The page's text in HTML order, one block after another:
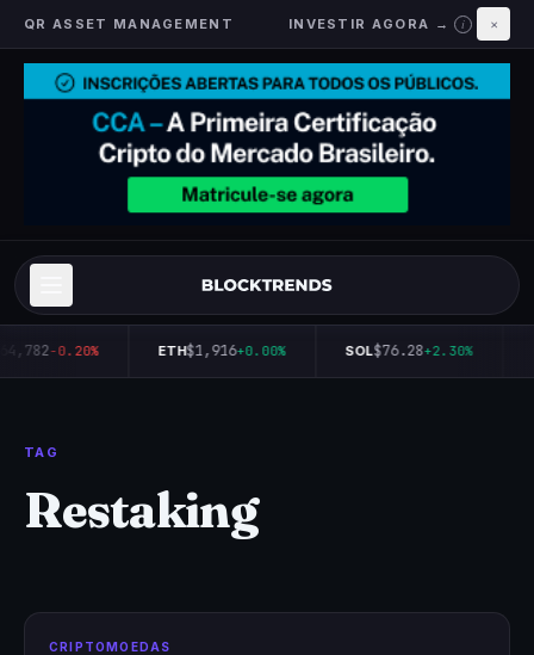
QR ASSET MANAGEMENT INVESTIR AGORA → i ×
-0.20% ETH$1,916+0.00% SOL$76.28+2.30%
TAG
Restaking
CRIPTOMOEDAS